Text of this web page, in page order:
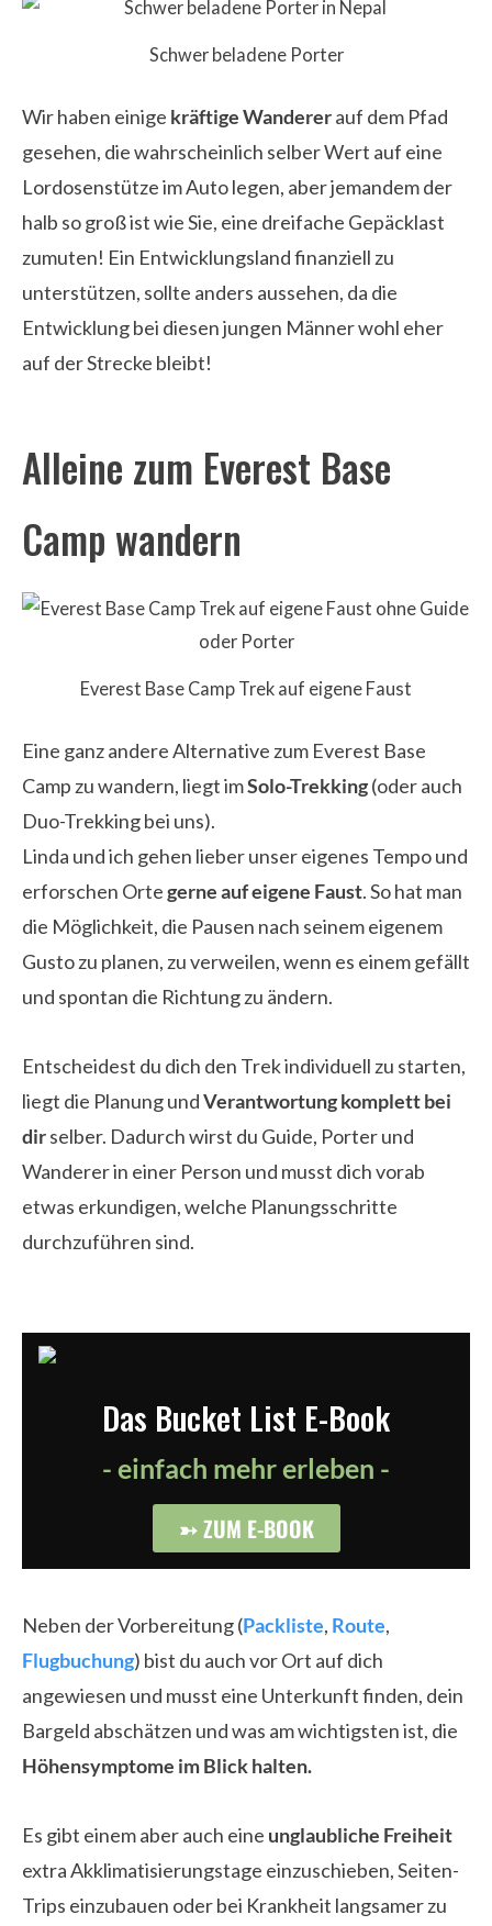
Schwer beladene Porter
Wir haben einige kräftige Wandererauf dem Pfad
gesehen, die wahrscheinlich selber Wert auf eine
Lordosenstütze im Auto legen, aber jemandem der
halb so groß ist wie Sie, eine dreifache Gepäcklast
zumuten! Ein Entwicklungsland finanziell zu
unterstützen, sollte anders aussehen, da die
Entwicklung bei diesen jungen Männer wohl eher
auf der Strecke bleibt!
Alleine zum Everest Base
Camp wandern
Everest Base Camp Trek auf eigene Faust
Eine ganz andere Alternative zum Everest Base
Camp zu wandern, liegt imSolo-Trekking(oder auch
Duo-Trekking bei uns).
Linda und ich gehen lieber unser eigenes Tempo und
erforschen Ortegerne auf eigene Faust. So hat man
die Möglichkeit, die Pausen nach seinem eigenem
Gusto zu planen, zu verweilen, wenn es einem gefällt
und spontan die Richtung zu ändern.
Entscheidest du dich den Trek individuell zu starten,
liegt die Planung undVerantwortung komplett bei
dirselber. Dadurch wirst du Guide, Porter und
Wanderer in einer Person und musst dich vorab
etwas erkundigen, welche Planungsschritte
durchzuführen sind.
Das Bucket List E-Book
- einfach mehr erleben -
➳ ZUM E-BOOK
Neben der Vorbereitung (Packliste, Route,
Flugbuchung) bist du auch vor Ort auf dich
angewiesen und musst eine Unterkunft finden, dein
Bargeld abschätzen und was am wichtigsten ist, die
Höhensymptome im Blick halten.
Es gibt einem aber auch eine unglaubliche Freiheit
extra Akklimatisierungstage einzuschieben, Seiten-
Trips einzubauen oder bei Krankheit langsamer zu